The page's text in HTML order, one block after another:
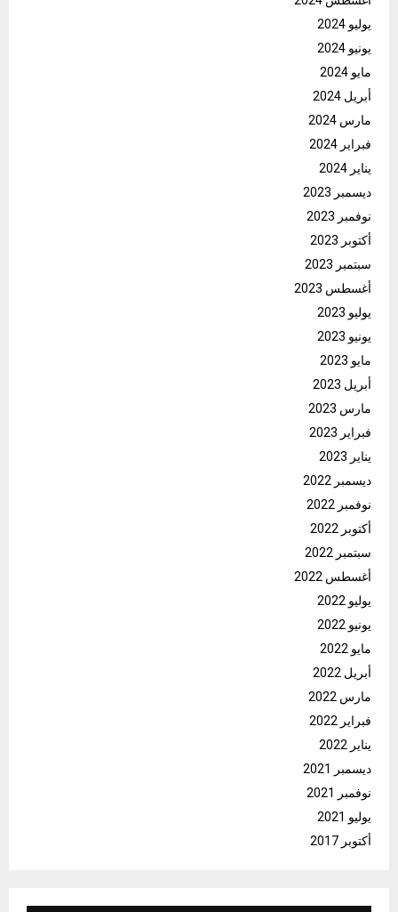
يوليو 2024
يونيو 2024
مايو 2024
أبريل 2024
مارس 2024
فبراير 2024
يناير 2024
ديسمبر 2023
نوفمبر 2023
أكتوبر 2023
سبتمبر 2023
أغسطس 2023
يوليو 2023
يونيو 2023
مايو 2023
أبريل 2023
مارس 2023
فبراير 2023
يناير 2023
ديسمبر 2022
نوفمبر 2022
أكتوبر 2022
سبتمبر 2022
أغسطس 2022
يوليو 2022
يونيو 2022
مايو 2022
أبريل 2022
مارس 2022
فبراير 2022
يناير 2022
ديسمبر 2021
نوفمبر 2021
يوليو 2021
أكتوبر 2017